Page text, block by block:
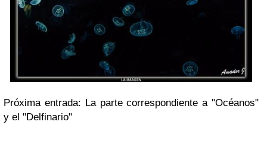
Próxima entrada: La parte correspondiente a "Océanos"
y el "Delfinario"